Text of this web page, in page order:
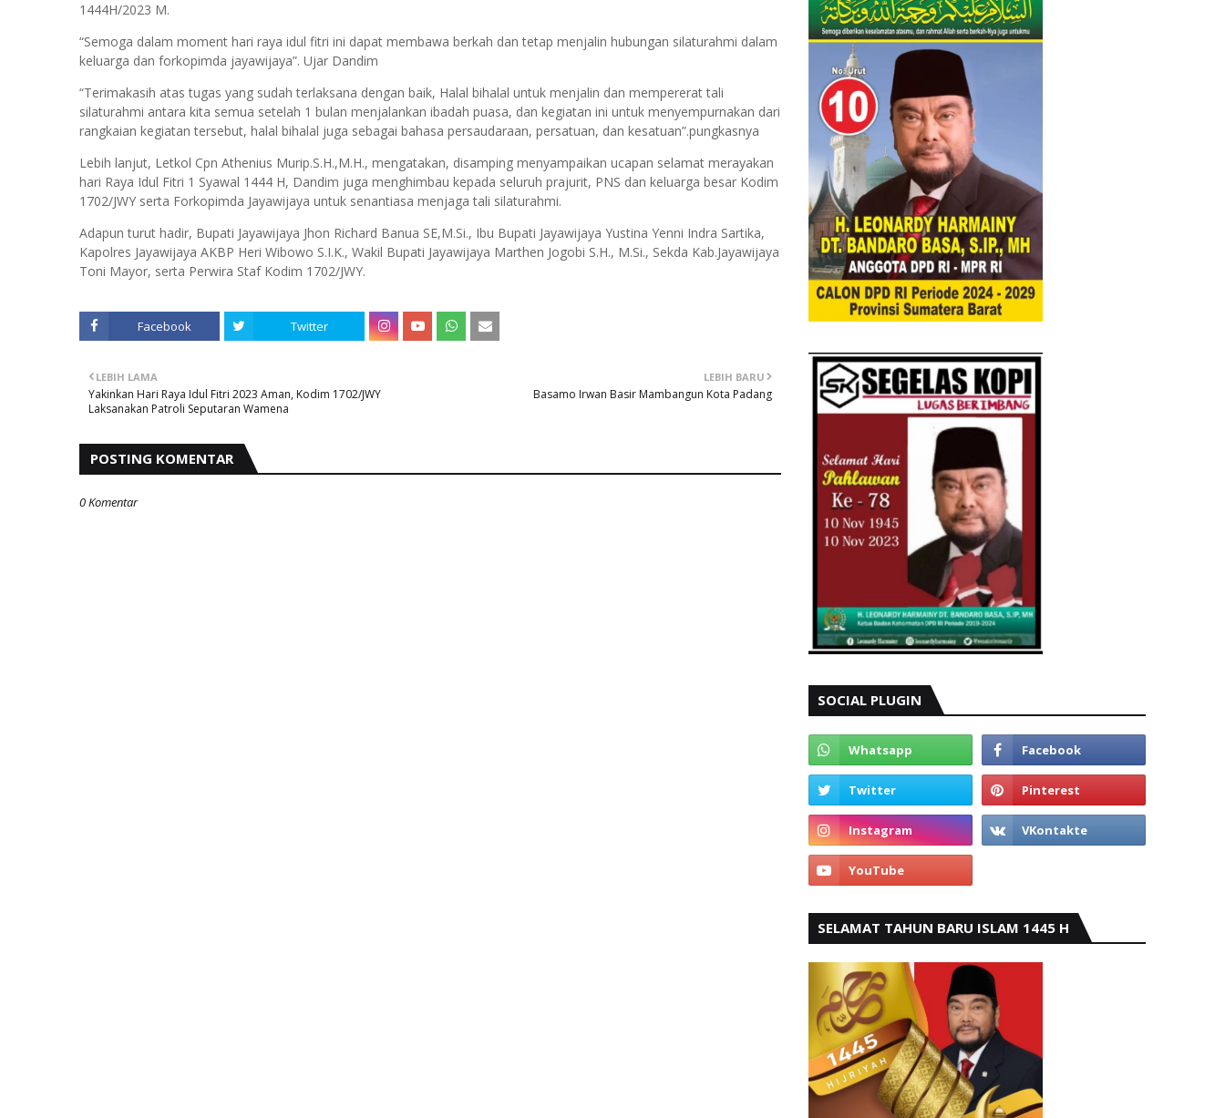
1444H/2023 M.
“Semoga dalam moment hari raya idul fitri ini dapat membawa berkah dan tetap menjalin hubungan silaturahmi dalam
keluarga dan forkopimda jayawijaya”. Ujar Dandim
“Terimakasih atas tugas yang sudah terlaksana dengan baik, Halal bihalal untuk menjalin dan mempererat tali
silaturahmi antara kita semua setelah 1 bulan menjalankan ibadah puasa, dan kegiatan ini untuk menyempurnakan dari
rangkaian kegiatan tersebut, halal bihalal juga sebagai bahasa persaudaraan, persatuan, dan kesatuan”.pungkasnya
Lebih lanjut, Letkol Cpn Athenius Murip.S.H.,M.H., mengatakan, disamping menyampaikan ucapan selamat merayakan
hari Raya Idul Fitri 1 Syawal 1444 H, Dandim juga menghimbau kepada seluruh prajurit, PNS dan keluarga besar Kodim
1702/JWY serta Forkopimda Jayawijaya untuk senantiasa menjaga tali silaturahmi.
Adapun turut hadir, Bupati Jayawijaya Jhon Richard Banua SE,M.Si., Ibu Bupati Jayawijaya Yustina Yenni Indra Sartika,
Kapolres Jayawijaya AKBP Heri Wibowo S.I.K., Wakil Bupati Jayawijaya Marthen Jogobi S.H., M.Si., Sekda Kab.Jayawijaya
Toni Mayor, serta Perwira Staf Kodim 1702/JWY.
Facebook Twitter
LEBIH BARU
Basamo Irwan Basir Mambangun Kota Padang
LEBIH LAMA
Yakinkan Hari Raya Idul Fitri 2023 Aman, Kodim 1702/JWY
Laksanakan Patroli Seputaran Wamena
POSTING KOMENTAR
0 Komentar
SOCIAL PLUGIN
SELAMAT TAHUN BARU ISLAM 1445 H